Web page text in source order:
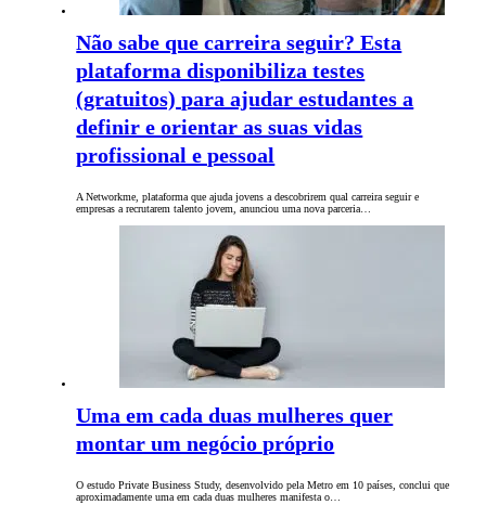
Não sabe que carreira seguir? Esta
plataforma disponibiliza testes
(gratuitos) para ajudar estudantes a
definir e orientar as suas vidas
profissional e pessoal
A Networkme, plataforma que ajuda jovens a descobrirem qual carreira seguir e
empresas a recrutarem talento jovem, anunciou uma nova parceria…
Uma em cada duas mulheres quer
montar um negócio próprio
O estudo Private Business Study, desenvolvido pela Metro em 10 países, conclui que
aproximadamente uma em cada duas mulheres manifesta o…